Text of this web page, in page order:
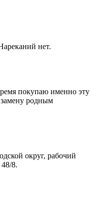
нет.
покупаю именно эту
родным
округ, рабочий
8.